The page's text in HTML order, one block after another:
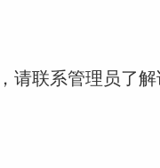
请联系管理员了